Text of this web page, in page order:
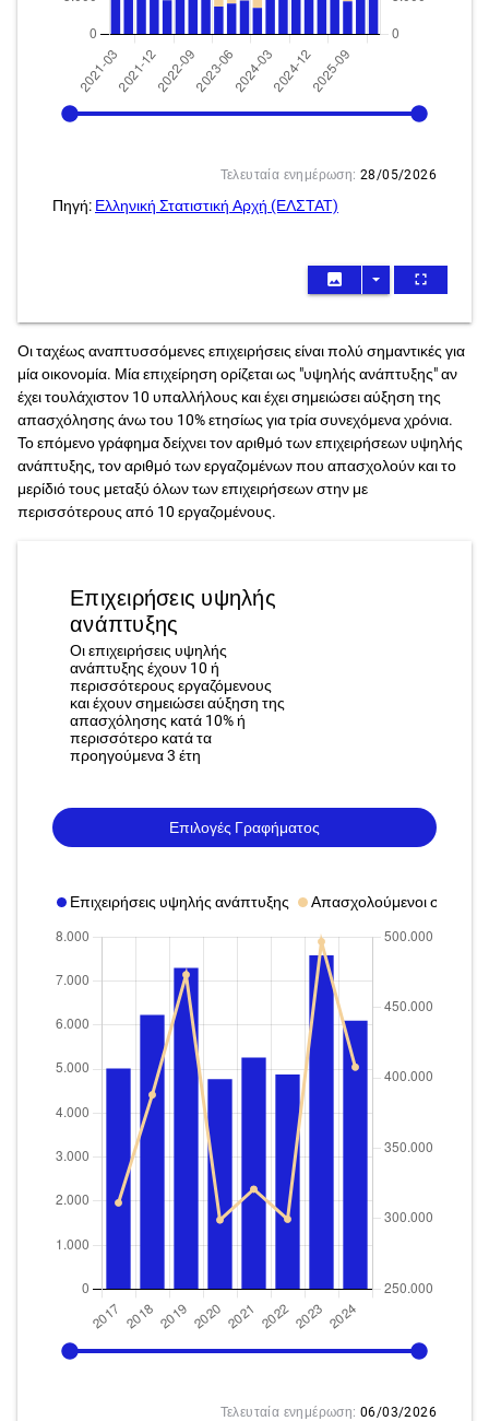
2021-03
Τελευταία ενημέρωση: 28/05/2026
Πηγή: Ελληνική Στατιστική Αρχή (ΕΛΣΤΑΤ)
image arrow_drop_down fullscreen
Οι ταχέως αναπτυσσόμενες επιχειρήσεις είναι πολύ σημαντικές για
μία οικονομία. Μία επιχείρηση ορίζεται ως "υψηλής ανάπτυξης" αν
έχει τουλάχιστον 10 υπαλλήλους και έχει σημειώσει αύξηση της
απασχόλησης άνω του 10% ετησίως για τρία συνεχόμενα χρόνια.
Το επόμενο γράφημα δείχνει τον αριθμό των επιχειρήσεων υψηλής
ανάπτυξης, τον αριθμό των εργαζομένων που απασχολούν και το
μερίδιό τους μεταξύ όλων των επιχειρήσεων στην με
περισσότερους από 10 εργαζομένους.
Επιχειρήσεις υψηλής
ανάπτυξης
Οι επιχειρήσεις υψηλής
ανάπτυξης έχουν 10 ή
περισσότερους εργαζόμενους
και έχουν σημειώσει αύξηση της
απασχόλησης κατά 10% ή
περισσότερο κατά τα
προηγούμενα 3 έτη
Επιλογές Γραφήματος
Επιχειρήσεις υψηλής ανάπτυξης Απασχολούμενοι σε
2017
Τελευταία ενημέρωση: 06/03/2026